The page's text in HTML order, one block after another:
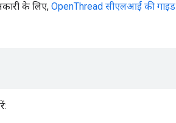
के लिए, OpenThread सीएलआई की गाइड